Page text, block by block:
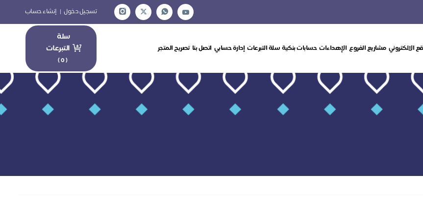
تسجيل دخول | إنشاء حساب
الالكتروني مشاريع الفروع الإهداءات حسابات بنكية سلة التبرعات إدارة حسابي اتصل بنا تصريح المتجر
سلة
التبرعات
(
0
)